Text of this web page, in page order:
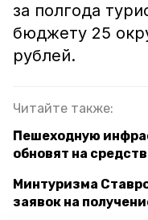
за полгода
бюджету 25
рублей.
Читайте также:
Пешеходную
обновят на
Минтуризма
заявок на